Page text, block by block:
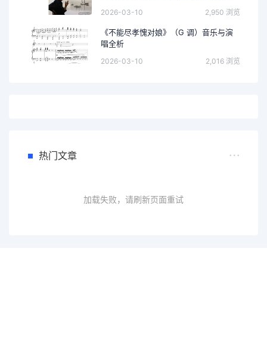
2026-03-10 2,950 浏览
《不能尽孝愧对娘》（G 调）音乐与演
唱全析
2026-03-10 2,016 浏览
热门文章
加载失败，请刷新页面重试